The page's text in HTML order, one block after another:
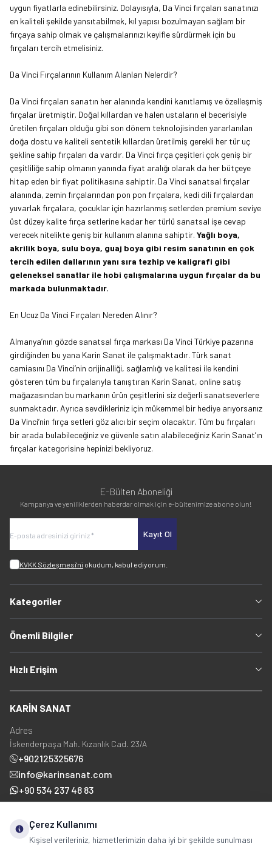
uygun fiyatlarla edinebilirsiniz. Dolayısıyla, Da Vinci fırçaları sanatınızı
en kaliteli şekilde yansıtabilmek, kıl yapısı bozulmayan sağlam bir
fırçaya sahip olmak ve çalışmalarınızı keyifle sürdürmek için bu
fırçaları tercih etmelisiniz.
Da Vinci Fırçalarının Kullanım Alanları Nelerdir?
Da Vinci fırçaları sanatın her alanında kendini kanıtlamış ve özelleşmiş
fırçalar üretmiştir. Doğal kıllardan ve halen ustaların el becerisiyle
üretilen fırçaları olduğu gibi son dönem teknolojisinden yararlanılan
doğa dostu ve kaliteli sentetik kıllardan üretilmiş gerekli her tür uç
şekline sahip fırçaları da vardır. Da Vinci fırça çeşitleri çok geniş bir
çeşitliliğe sahip olmanın yanında fiyat aralığı olarak da her bütçeye
hitap eden bir fiyat politikasına sahiptir. Da Vinci sanatsal fırçalar
alanında, zemin fırçalarından pon pon fırçalara, kedi dili fırçalardan
yuvarlak fırçalara, çocuklar için hazırlanmış setlerden premium seviye
üst düzey kalite fırça setlerine kadar her türlü sanatsal işe cevap
verecek nitelikte geniş bir kullanım alanına sahiptir. Yağlı boya,
akrilik boya, sulu boya, guaj boya gibi resim sanatının en çok
tercih edilen dallarının yanı sıra tezhip ve kaligrafi gibi
geleneksel sanatlar ile hobi çalışmalarına uygun fırçalar da bu
markada bulunmaktadır.
En Ucuz Da Vinci Fırçaları Nereden Alınır?
Almanya’nın gözde sanatsal fırça markası Da Vinci Türkiye pazarına
girdiğinden bu yana Karin Sanat ile çalışmaktadır. Türk sanat
camiasını Da Vinci’nin orijinalliği, sağlamlığı ve kalitesi ile kendini
gösteren tüm bu fırçalarıyla tanıştıran Karin Sanat, online satış
mağazasından bu markanın ürün çeşitlerini siz değerli sanatseverlere
sunmaktadır. Ayrıca sevdikleriniz için mükemmel bir hediye arıyorsanız
Da Vinci’nin fırça setleri göz alıcı bir seçim olacaktır. Tüm bu fırçaları
bir arada bulabileceğiniz ve güvenle satın alabileceğiniz Karin Sanat’ın
fırçalar kategorisine hepinizi bekliyoruz.
E-Bülten Aboneliği
Kampanya ve yeniliklerden haberdar olmak için e-bültenimize abone olun!
Kayıt Ol
KVKK Sözleşmesi'ni okudum, kabul ediyorum.
Kategoriler
Önemli Bilgiler
Hızlı Erişim
KARİN SANAT
Adres
İskenderpaşa Mah. Kızanlık Cad. 23/A
+902125325676
info@karinsanat.com
+90 534 237 48 83
Çerez Kullanımı
Kişisel verileriniz, hizmetlerimizin daha iyi bir şekilde sunulması